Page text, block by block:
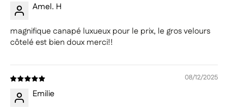
Amel. H
magnifique canapé luxueux pour le prix, le gros velours
côtelé est bien doux merci!!
08/12/2025
Emilie